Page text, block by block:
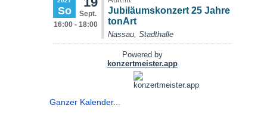
Ganzer Kalender...